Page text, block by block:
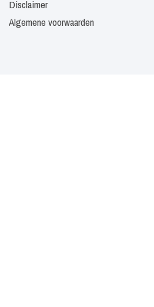
Disclaimer
Algemene voorwaarden